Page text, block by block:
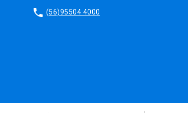
phone (56)95504 4000